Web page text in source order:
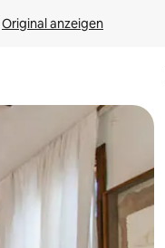
Original anzeigen